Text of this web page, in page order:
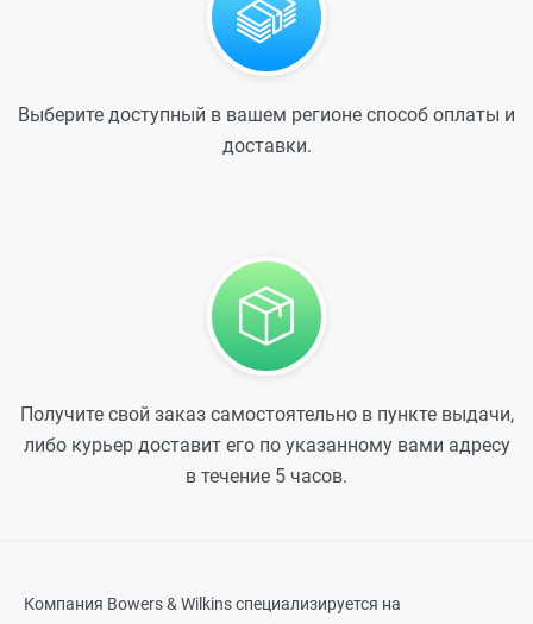
Выберите доступный в вашем регионе способ оплаты и
доставки.
Получите свой заказ самостоятельно в пункте выдачи,
либо курьер доставит его по указанному вами адресу
в течение 5 часов.
Компания Bowers & Wilkins специализируется на